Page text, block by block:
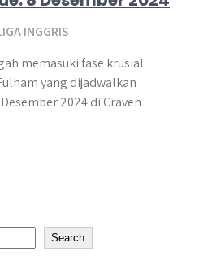
INGGRIS
memasuki fase krusial
yang dijadwalkan
2024 di Craven
Search